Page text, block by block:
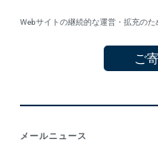
Webサイトの継続的な運営・拡充のた
ご
メールニュース